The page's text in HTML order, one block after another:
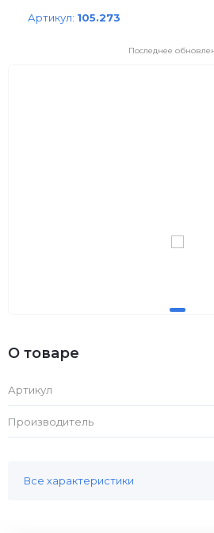
Артикул: 105.273
Последнее
О товаре
Артикул
Производитель
Все характеристики